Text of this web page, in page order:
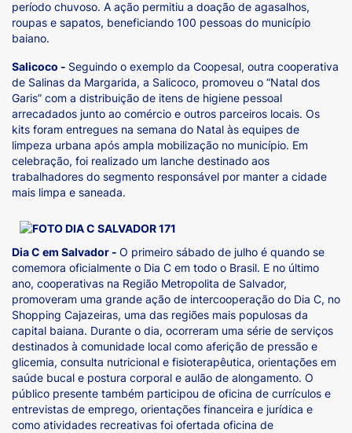
período chuvoso. A ação permitiu a doação de agasalhos,
roupas e sapatos, beneficiando 100 pessoas do município
baiano.
Salicoco - Seguindo o exemplo da Coopesal, outra cooperativa
de Salinas da Margarida, a Salicoco, promoveu o “Natal dos
Garis” com a distribuição de itens de higiene pessoal
arrecadados junto ao comércio e outros parceiros locais. Os
kits foram entregues na semana do Natal às equipes de
limpeza urbana após ampla mobilização no município. Em
celebração, foi realizado um lanche destinado aos
trabalhadores do segmento responsável por manter a cidade
mais limpa e saneada.
Dia C em Salvador - O primeiro sábado de julho é quando se
comemora oficialmente o Dia C em todo o Brasil. E no último
ano, cooperativas na Região Metropolita de Salvador,
promoveram uma grande ação de intercooperação do Dia C, no
Shopping Cajazeiras, uma das regiões mais populosas da
capital baiana. Durante o dia, ocorreram uma série de serviços
destinados à comunidade local como aferição de pressão e
glicemia, consulta nutricional e fisioterapêutica, orientações em
saúde bucal e postura corporal e aulão de alongamento. O
público presente também participou de oficina de currículos e
entrevistas de emprego, orientações financeira e jurídica e
como atividades recreativas foi ofertada oficina de